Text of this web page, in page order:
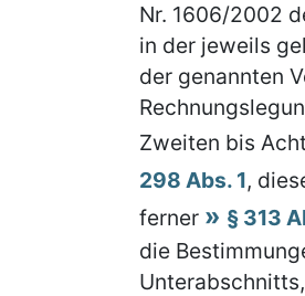
Nr. 1606/2002
in der jeweils
der genannten
Zweiten bis
298 Abs. 1,
ferner
§ 313
die